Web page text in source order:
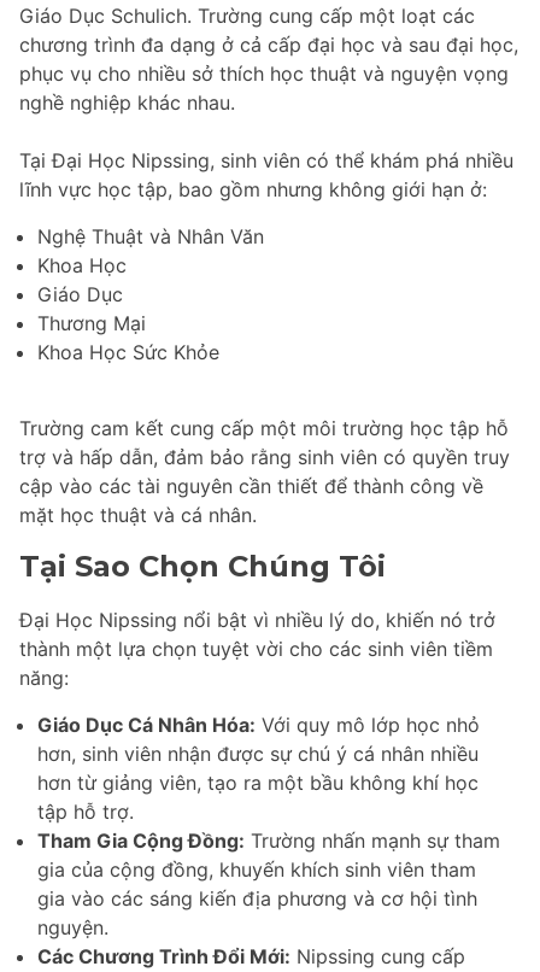
Giáo Dục Schulich. Trường cung cấp một loạt các
chương trình đa dạng ở cả cấp đại học và sau đại học,
phục vụ cho nhiều sở thích học thuật và nguyện vọng
nghề nghiệp khác nhau.
Tại Đại Học Nipssing, sinh viên có thể khám phá nhiều
lĩnh vực học tập, bao gồm nhưng không giới hạn ở:
Nghệ Thuật và Nhân Văn
Khoa Học
Giáo Dục
Thương Mại
Khoa Học Sức Khỏe
Trường cam kết cung cấp một môi trường học tập hỗ
trợ và hấp dẫn, đảm bảo rằng sinh viên có quyền truy
cập vào các tài nguyên cần thiết để thành công về
mặt học thuật và cá nhân.
Tại Sao Chọn Chúng Tôi
Đại Học Nipssing nổi bật vì nhiều lý do, khiến nó trở
thành một lựa chọn tuyệt vời cho các sinh viên tiềm
năng:
Giáo Dục Cá Nhân Hóa: Với quy mô lớp học nhỏ
hơn, sinh viên nhận được sự chú ý cá nhân nhiều
hơn từ giảng viên, tạo ra một bầu không khí học
tập hỗ trợ.
Tham Gia Cộng Đồng: Trường nhấn mạnh sự tham
gia của cộng đồng, khuyến khích sinh viên tham
gia vào các sáng kiến địa phương và cơ hội tình
nguyện.
Các Chương Trình Đổi Mới: Nipssing cung cấp